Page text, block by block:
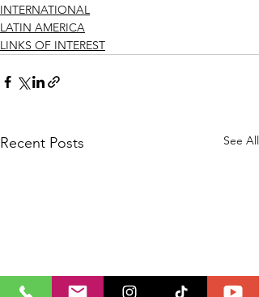
INTERNATIONAL
LATIN AMERICA
LINKS OF INTEREST
Recent Posts See All